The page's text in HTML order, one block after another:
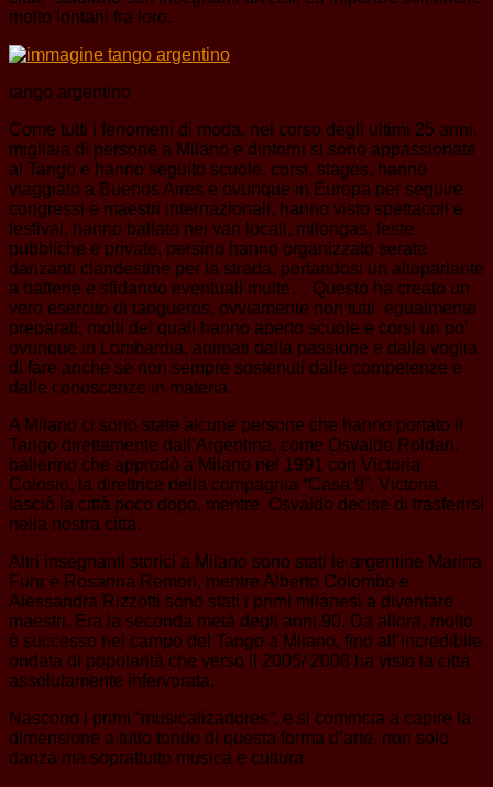
molto lontani fra loro.
tango argentino
Come tutti i fenomeni di moda, nel corso degli ultimi 25 anni,
migliaia di persone a Milano e dintorni si sono appassionate
al Tango e hanno seguito scuole, corsi, stages, hanno
viaggiato a Buenos Aires e ovunque in Europa per seguire
congressi e maestri internazionali, hanno visto spettacoli e
festival, hanno ballato nei vari locali, milongas, feste
pubbliche e private, persino hanno organizzato serate
danzanti clandestine per la strada, portandosi un altoparlante
a batterie e sfidando eventuali multe… Questo ha creato un
vero esercito di tangueros, ovviamente non tutti egualmente
preparati, molti dei quali hanno aperto scuole e corsi un po’
ovunque in Lombardia, animati dalla passione e dalla voglia
di fare anche se non sempre sostenuti dalle competenze e
dalle conoscenze in materia.
A Milano ci sono state alcune persone che hanno portato il
Tango direttamente dall’Argentina, come Osvaldo Roldan,
ballerino che approdò a Milano nel 1991 con Victoria
Colosio, la direttrice della compagnia “Casa 9”. Victoria
lasciò la città poco dopo, mentre Osvaldo decise di trasferirsi
nella nostra città.
Altri insegnanti storici a Milano sono stati le argentine Marina
Fuhr e Rosanna Remon, mentre Alberto Colombo e
Alessandra Rizzotti sono stati i primi milanesi a diventare
maestri. Era la seconda metà degli anni 90. Da allora, molto
è successo nel campo del Tango a Milano, fino all’incredibile
ondata di popolarità che verso il 2005/ 2008 ha visto la città
assolutamente infervorata.
Nascono i primi “musicalizadores”, e si comincia a capire la
dimensione a tutto tondo di questa forma d’arte, non solo
danza ma soprattutto musica e cultura.